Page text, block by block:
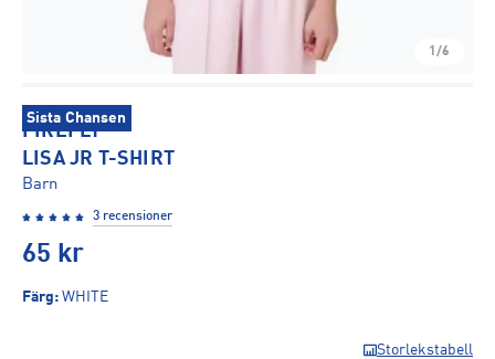
1/6
Sista Chansen
FIREFLY
LISA JR T-SHIRT
Barn
3 recensioner
65 kr
Färg: WHITE
Storlekstabell